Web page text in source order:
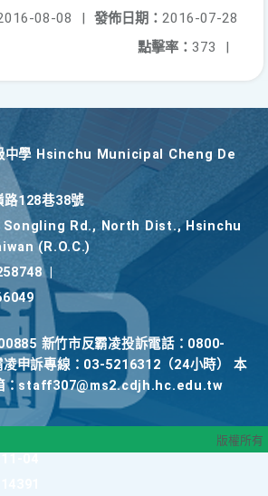
發佈日期： 2016-07-28
08-08
|
點擊率： 373 |
中學 Hsinchu Municipal Cheng De
路128巷38號
Songling Rd., North Dist., Hsinchu
(R.O.C.)
新竹市反霸凌投訴電話：0800-
申訴專線：03-5216312（24小時） 本
：staff307@ms2.cdjh.hc.edu.tw
版權所有